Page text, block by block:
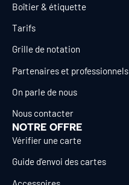
Boîtier & étiquette
Tarifs
Grille de notation
Partenaires et professionnels
On parle de nous
Nous contacter
NOTRE OFFRE
Vérifier une carte
Guide d’envoi des cartes